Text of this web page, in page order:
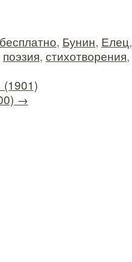
бесплатно, Бунин, Елец,
поэзия, стихотворения,
→